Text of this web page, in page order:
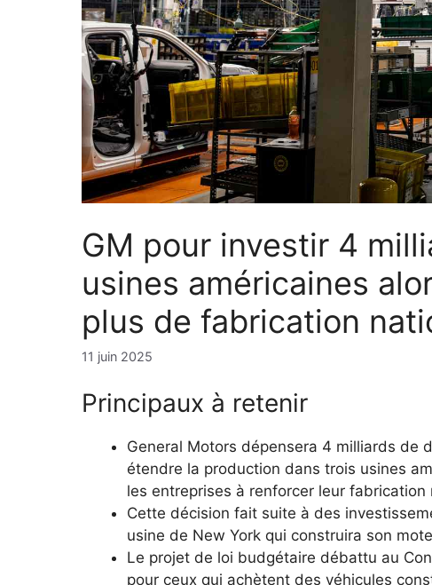
GM pour investir 4
usines américaines
plus de fabrication
11 juin 2025
Principaux à retenir
General Motors dépensera 4 milliards de
étendre la production dans trois usines
les entreprises à renforcer leur fabrication
Cette décision fait suite à des
usine de New York qui construira son
Le projet de loi budgétaire débattu au
pour ceux qui achètent des véhicules